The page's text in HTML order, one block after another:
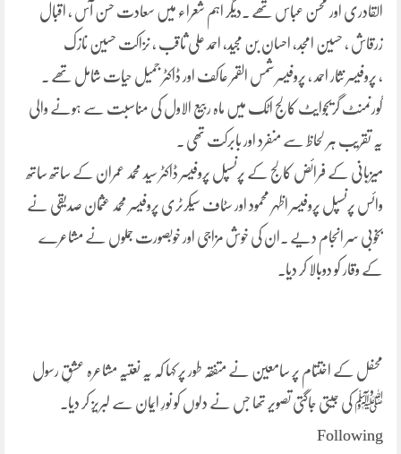
القادری اور محسن عباس تھے ۔دیگر اہم شعراء میں سعادت حسن آس ، اقبال
زرقاش ، حسین امجد، احسان بن مجید، احمد علی ثاقب ، نزاکت حسین نازک
، پروفیسر نثار احمد ، پروفیسر شمس القمر عاکف اور ڈاکٹر جمیل حیات شامل تھے ۔
گورنمنٹ گریجوایٹ کالج اٹک میں ماہ ربیع الاول کی مناسبت سے ہونے والی
یہ تقریب ہر لحاظ سے منفرد اور بابرکت تھی ۔
میزبانی کے فرائض کالج کے پرنسپل پروفیسر ڈاکٹر سید محمد عمران کے ساتھ ساتھ
وائس پرنسپل پروفیسر اظہر محمود اور سٹاف سیکرٹری پروفیسر محمد عثمان صدیقی نے
بخوبی سر انجام دیے ۔ان کی خوش مزاجی اور خوبصورت جملوں نے مشاعرے
کے وقار کو دوبالا کر دیا۔
محفل کے اختتام پر سامعین نے متفقہ طور پر کہا کہ یہ نعتیہ مشاعرہ عشقِ رسول
ﷺ کی جیتی جاگتی تصویر تھا جس نے دلوں کو نورِ ایمان سے لبریز کر دیا۔
Following